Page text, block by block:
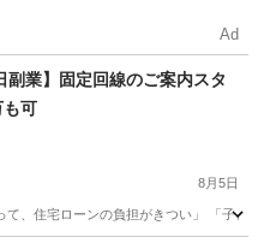
Ad
副業】固定回線のご案内スタ
も可
8月5日
、住宅ローンの負担がきつい」 「子